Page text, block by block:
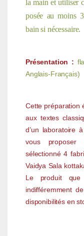
la main et utiliser
posée au moins
bain si nécessaire.
Présentation :
Anglais-Français)
Cette préparation
aux textes
d’un laboratoire
vous
sélectionné 4
Vaidya Sala
Le produit que
indifféremment
disponibilités en